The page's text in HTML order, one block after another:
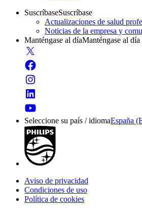
SuscríbaseSuscríbase
Actualizaciones de salud
Noticias de la empresa y
Manténgase al díaManténgase al día
Seleccione su país / idiomaEspaña
Aviso de privacidad
Condiciones de uso
Política de cookies